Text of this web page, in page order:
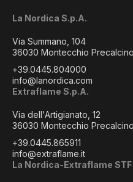
La Nordica S.p.A.
Via Summano, 104
36030 Montecchio
+39.0445.804000
info@lanordica.com
Extraflame S.p.A.
Via dell'Artigianato, 12
36030 Montecchio
+39.0445.865911
info@extraflame.it
La Nordica-Extraflame